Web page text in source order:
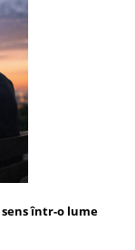
într-o lume